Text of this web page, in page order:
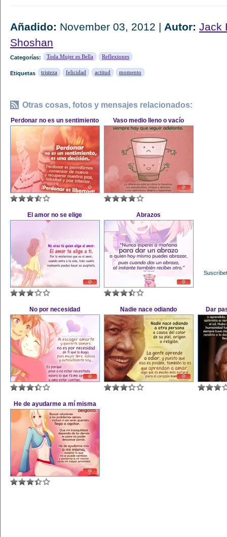
Añadido: November 03, 2012 | Autor: Jack
Shoshan
Categorías: Toda Mujer es Bella Reflexiones
Etiquetas tristeza felicidad actitud momento
Otras cosas, fotos y mensajes relacionados:
Perdonar no es un sentimiento Vaso medio lleno o vacío
El amor no se elige Abrazos
No por necesidad Nadie nace odiando Dar
He de ayudarme a mí misma